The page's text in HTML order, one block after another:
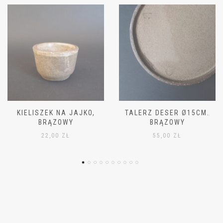
TALERZ DESER Ø15CM.
BRĄZOWY
55,00 ZŁ
MISKA MAŁA Ø11CM,
BRĄZOWA
42,00 ZŁ